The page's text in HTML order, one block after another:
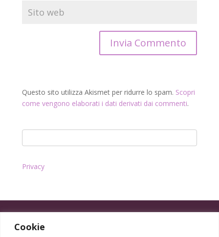
Cookie
Questo sito utilizza Akismet per ridurre lo spam. Scopri
come vengono elaborati i dati derivati dai commenti.
Privacy